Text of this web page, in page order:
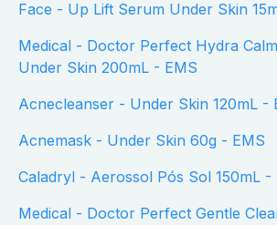
Face - Up Lift Serum Under Skin
Medical - Doctor Perfect Hydra Calming Toner
Under Skin 200mL - EMS
Acnecleanser - Under Skin 120mL -
Acnemask - Under Skin 60g - EMS
Caladryl - Aerossol Pós Sol 150mL -
Medical - Doctor Perfect Gentle Cleanser Under Skin